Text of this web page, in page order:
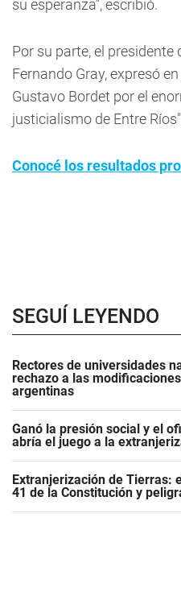
su esperanza", escribió.
Por su parte, el presidente
Fernando Gray, expresó
Gustavo Bordet por el
justicialismo de Entre
Conocé los resultados
SEGUÍ LEYENDO
Rectores de universidades
rechazo a las
argentinas
Ganó la presión social y el
abría el juego a la
Extranjerización de Tierras:
41 de la Constitución y